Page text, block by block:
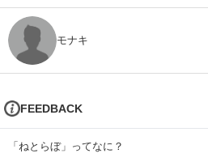
モナキ
FEEDBACK
「ねとらぼ」ってなに？